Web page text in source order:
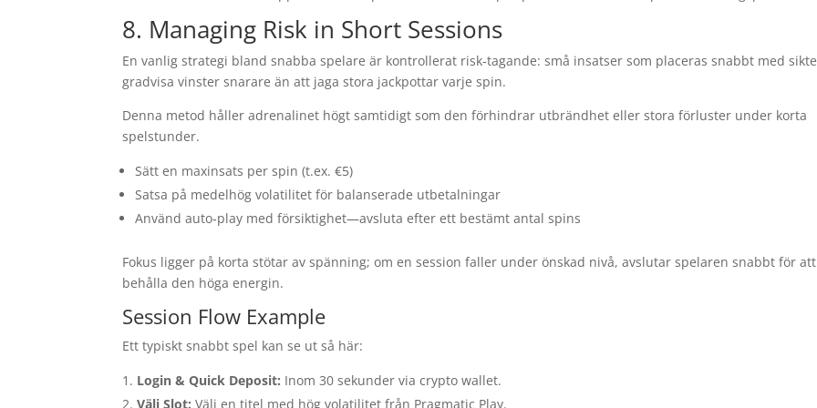
8. Managing Risk in Short Sessions
En vanlig strategi bland snabba spelare är kontrollerat risk‑tagande: små insatser som placeras snabbt med
gradvisa vinster snarare än att jaga stora jackpottar varje spin.
Denna metod håller adrenalinet högt samtidigt som den förhindrar utbrändhet eller stora förluster under korta
spelstunder.
Sätt en maxinsats per spin (t.ex. €5)
Satsa på medelhög volatilitet för balanserade utbetalningar
Använd auto‑play med försiktighet—avsluta efter ett bestämt antal spins
Fokus ligger på korta stötar av spänning; om en session faller under önskad nivå, avslutar spelaren snabbt för att
behålla den höga energin.
Session Flow Example
Ett typiskt snabbt spel kan se ut så här:
Login & Quick Deposit: Inom 30 sekunder via crypto wallet.
Välj Slot: Välj en titel med hög volatilitet från Pragmatic Play.